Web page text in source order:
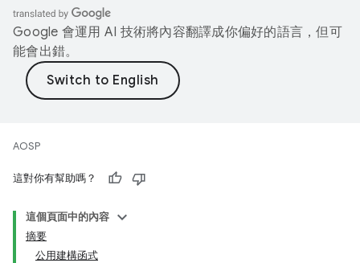
Google 會運用 AI 技術將內容翻譯成你偏好的語言，但可
能會出錯。
AOSP
這對你有幫助嗎？
這個頁面中的內容
摘要
公用建構函式